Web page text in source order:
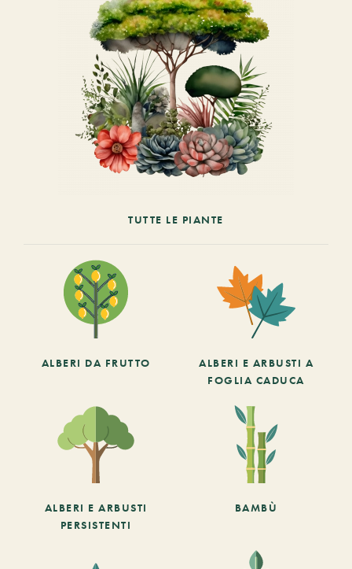
TUTTE LE PIANTE
ALBERI DA FRUTTO
ALBERI E ARBUSTI A
FOGLIA CADUCA
ALBERI E ARBUSTI
PERSISTENTI
BAMBÙ